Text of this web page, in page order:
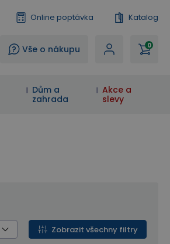
Online poptávka Katalog
? Vše o nákupu 0
Dům a
zahrada
Akce a
slevy
Zobrazit všechny filtry